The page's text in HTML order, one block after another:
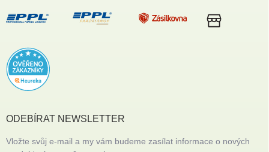
ODEBÍRAT NEWSLETTER
Vložte svůj e-mail a my vám budeme zasílat informace o nových